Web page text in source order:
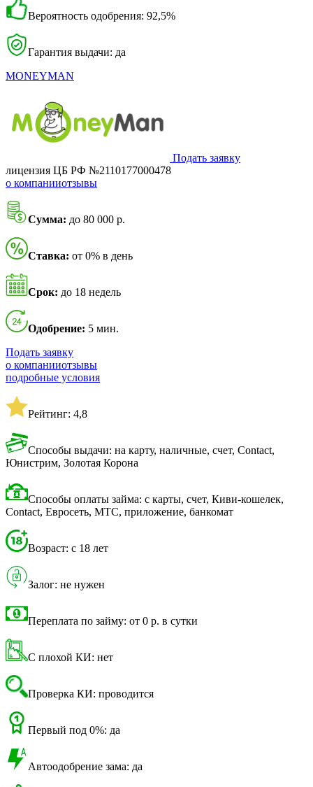
Вероятность одобрения: 92,5%
Гарантия выдачи: да
MONEYMAN
Подать заявку
лицензия ЦБ РФ №2110177000478
о компанииотзывы
Сумма: до 80 000 р.
Ставка: от 0% в день
Срок: до 18 недель
Одобрение: 5 мин.
Подать заявку
о компанииотзывы
подробные условия
Рейтинг: 4,8
Способы выдачи: на карту, наличные, счет, Contact,
Юнистрим, Золотая Корона
Способы оплаты займа: с карты, счет, Киви-кошелек,
Contact, Евросеть, МТС, приложение, банкомат
Возраст: с 18 лет
Залог: не нужен
Переплата по займу: от 0 р. в сутки
С плохой КИ: нет
Проверка КИ: проводится
Первый под 0%: да
Автоодобрение зама: да